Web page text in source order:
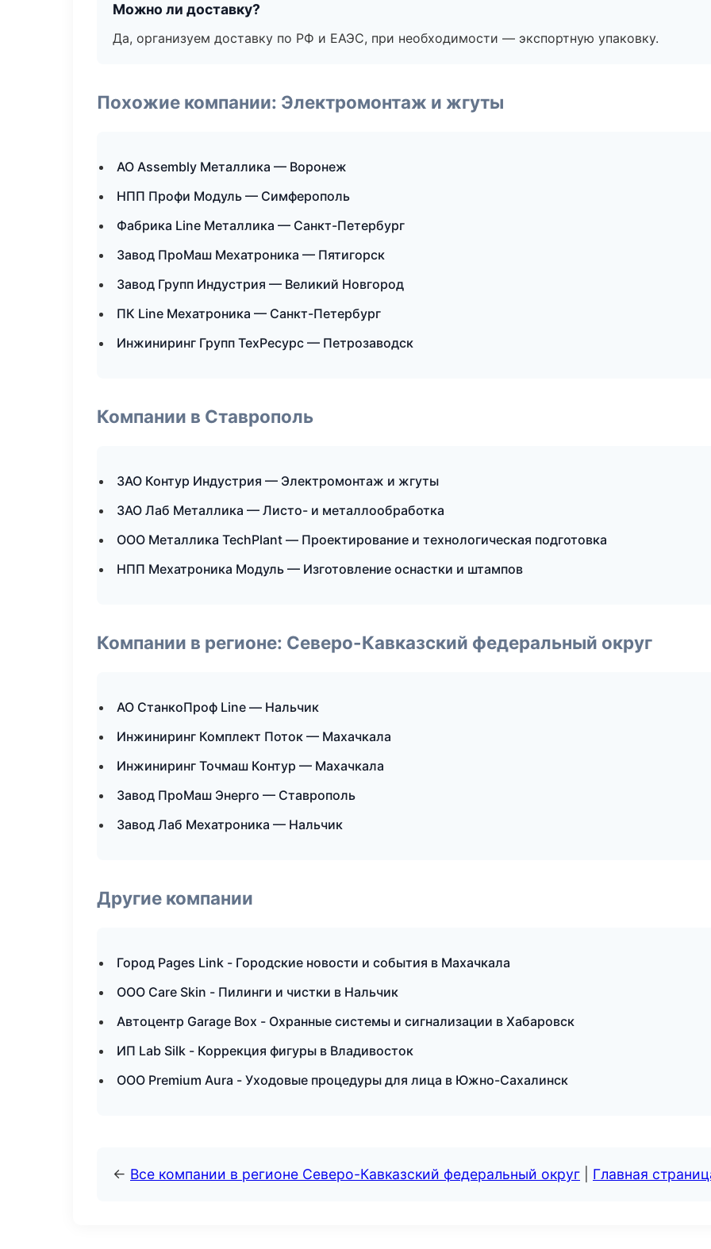
Можно ли доставку?
Да, организуем доставку по РФ и ЕАЭС, при необходимости — экспортную упаковку.
Похожие компании: Электромонтаж и жгуты
АО Assembly Металлика — Воронеж
НПП Профи Модуль — Симферополь
Фабрика Line Металлика — Санкт-Петербург
Завод ПроМаш Мехатроника — Пятигорск
Завод Групп Индустрия — Великий Новгород
ПК Line Мехатроника — Санкт-Петербург
Инжиниринг Групп ТехРесурс — Петрозаводск
Компании в Ставрополь
ЗАО Контур Индустрия — Электромонтаж и жгуты
ЗАО Лаб Металлика — Листо- и металлообработка
ООО Металлика TechPlant — Проектирование и технологическая подготовка
НПП Мехатроника Модуль — Изготовление оснастки и штампов
Компании в регионе: Северо-Кавказский федеральный округ
АО СтанкоПроф Line — Нальчик
Инжиниринг Комплект Поток — Махачкала
Инжиниринг Точмаш Контур — Махачкала
Завод ПроМаш Энерго — Ставрополь
Завод Лаб Мехатроника — Нальчик
Другие компании
Город Pages Link - Городские новости и события в Махачкала
ООО Care Skin - Пилинги и чистки в Нальчик
Автоцентр Garage Box - Охранные системы и сигнализации в Хабаровск
ИП Lab Silk - Коррекция фигуры в Владивосток
ООО Premium Aura - Уходовые процедуры для лица в Южно-Сахалинск
← Все компании в регионе Северо-Кавказский федеральный округ Главная